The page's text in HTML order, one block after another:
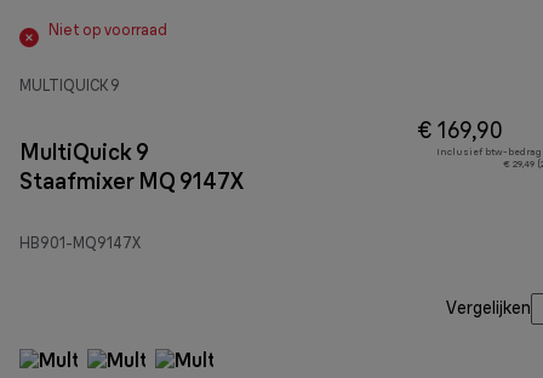
Niet op voorraad
MULTIQUICK 9
MultiQuick 9
Staafmixer MQ 9147X
HB901-MQ9147X
€ 169,90
Inclusief btw-bedrag
€ 29,49
Vergelijken